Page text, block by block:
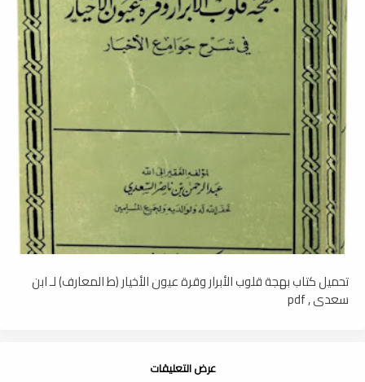
تحميل كتاب بهجة قلوب الأبرار وقرة عيون الأخيار (ط المعارف) لـ ابن
سعدي , pdf
عرض التعليقات